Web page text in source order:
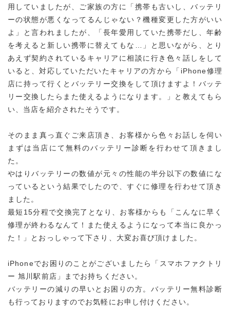
用していましたが、ご家族の方に「携帯も古いし、バッテリ
ーの状態が悪くなってるんじゃない？機種変更した方がいい
よ」と言われましたが、「長年愛用していた携帯だし、年齢
を考えると新しい携帯に替えてもな…」と思いながら、とり
あえず契約されているキャリアに相談に行き色々話しをして
いると、対応していただいたキャリアの方から「iPhone修理
店に持って行くとバッテリー交換をして頂けますよ！バッテ
リー交換したらまた使えるようになります。」と教えてもら
い、当店を紹介されたそうです。
そのまま真っ直ぐご来店頂き、お客様から色々お話しを伺い
まずは当店にて無料のバッテリー診断を行わせて頂きまし
た。
やはりバッテリーの数値が元々の性能の半分以下の数値にな
っているという結果でしたので、すぐに修理を行わせて頂き
ました。
最短15分程で交換完了となり、お客様からも「こんなに早く
修理が終わるなんて！また使えるようになって本当に良かっ
た！」とおっしゃって下さり、大変お喜び頂けました。
iPhoneでお困りのことがございましたら「スマホファクトリ
ー 旭川駅前店」までお持ちください。
バッテリーの減りの早いとお困りの方。バッテリー無料診断
も行っておりますのでお気軽にお申し付けください。